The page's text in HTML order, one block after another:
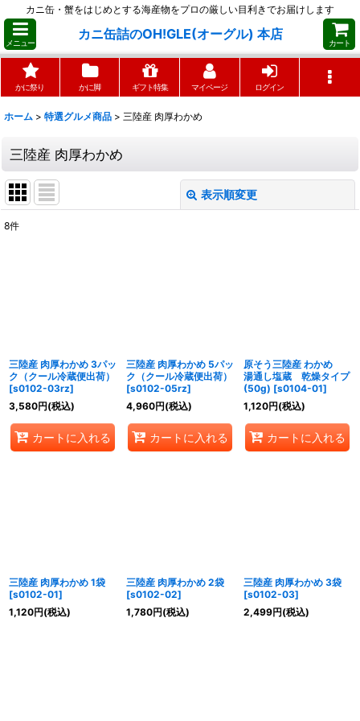
カニ缶・蟹をはじめとする海産物をプロの厳しい目利きでお届けします
メニュー
カニ缶詰のOH!GLE(オーグル) 本店
カート
かに祭り かに脚 ギフト特集 マイページ ログイン
ホーム > 特選グルメ商品 > 三陸産 肉厚わかめ
三陸産 肉厚わかめ
表示順変更
8件
三陸産 肉厚わかめ 3パッ
ク（クール冷蔵便出荷）
[s0102-03rz]
3,580円(税込)
カートに入れる
三陸産 肉厚わかめ 5パッ
ク（クール冷蔵便出荷）
[s0102-05rz]
4,960円(税込)
カートに入れる
原そう三陸産 わかめ
湯通し塩蔵 乾燥タイプ
(50g) [s0104-01]
1,120円(税込)
カートに入れる
三陸産 肉厚わかめ 1袋
[s0102-01]
1,120円(税込)
三陸産 肉厚わかめ 2袋
[s0102-02]
1,780円(税込)
三陸産 肉厚わかめ 3袋
[s0102-03]
2,499円(税込)